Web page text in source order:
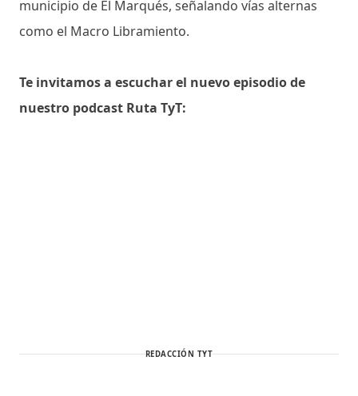
municipio de El Marqués, señalando vías alternas
como el Macro Libramiento.
Te invitamos a escuchar el nuevo episodio de
nuestro podcast Ruta TyT:
REDACCIÓN TYT